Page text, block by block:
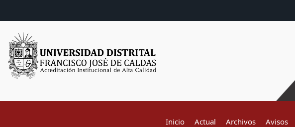
Inicio Actual Archivos Avisos